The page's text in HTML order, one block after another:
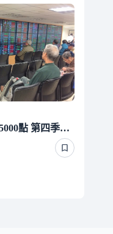
投顧：台股短線已反彈5000點 第四季逢低布局